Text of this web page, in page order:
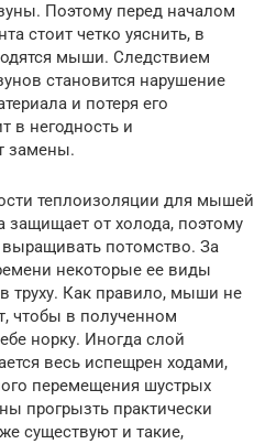
Поэтому перед началом
стоит четко уяснить, в
мыши. Следствием
становится нарушение
и потеря его
в негодность и
замены.
теплоизоляции для мышей
защищает от холода, поэтому
потомство. За
некоторые ее виды
труху. Как правило, мыши не
чтобы в полученном
норку. Иногда слой
весь испещрен ходами,
перемещения шустрых
прогрызть практически
существуют и такие,